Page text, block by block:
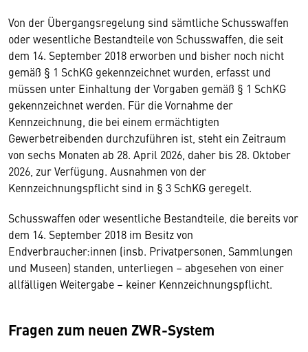
Von der Übergangsregelung sind sämtliche Schusswaffen
oder wesentliche Bestandteile von Schusswaffen, die seit
dem 14. September 2018 erworben und bisher noch nicht
gemäß § 1 SchKG gekennzeichnet wurden, erfasst und
müssen unter Einhaltung der Vorgaben gemäß § 1 SchKG
gekennzeichnet werden. Für die Vornahme der
Kennzeichnung, die bei einem ermächtigten
Gewerbetreibenden durchzuführen ist, steht ein Zeitraum
von sechs Monaten ab 28. April 2026, daher bis 28. Oktober
2026, zur Verfügung. Ausnahmen von der
Kennzeichnungspflicht sind in § 3 SchKG geregelt.
Schusswaffen oder wesentliche Bestandteile, die bereits vor
dem 14. September 2018 im Besitz von
Endverbraucher:innen (insb. Privatpersonen, Sammlungen
und Museen) standen, unterliegen – abgesehen von einer
allfälligen Weitergabe – keiner Kennzeichnungspflicht.
Fragen zum neuen ZWR-System